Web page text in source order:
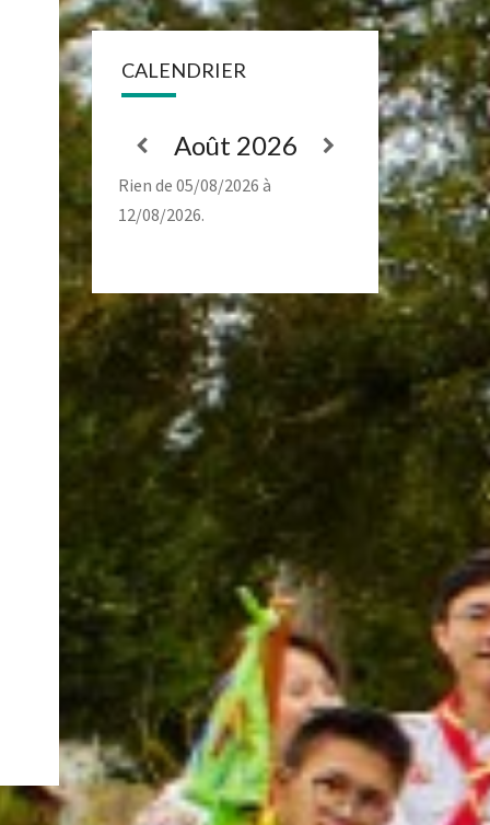
CALENDRIER
Août 2026
Rien de 05/08/2026 à
12/08/2026.